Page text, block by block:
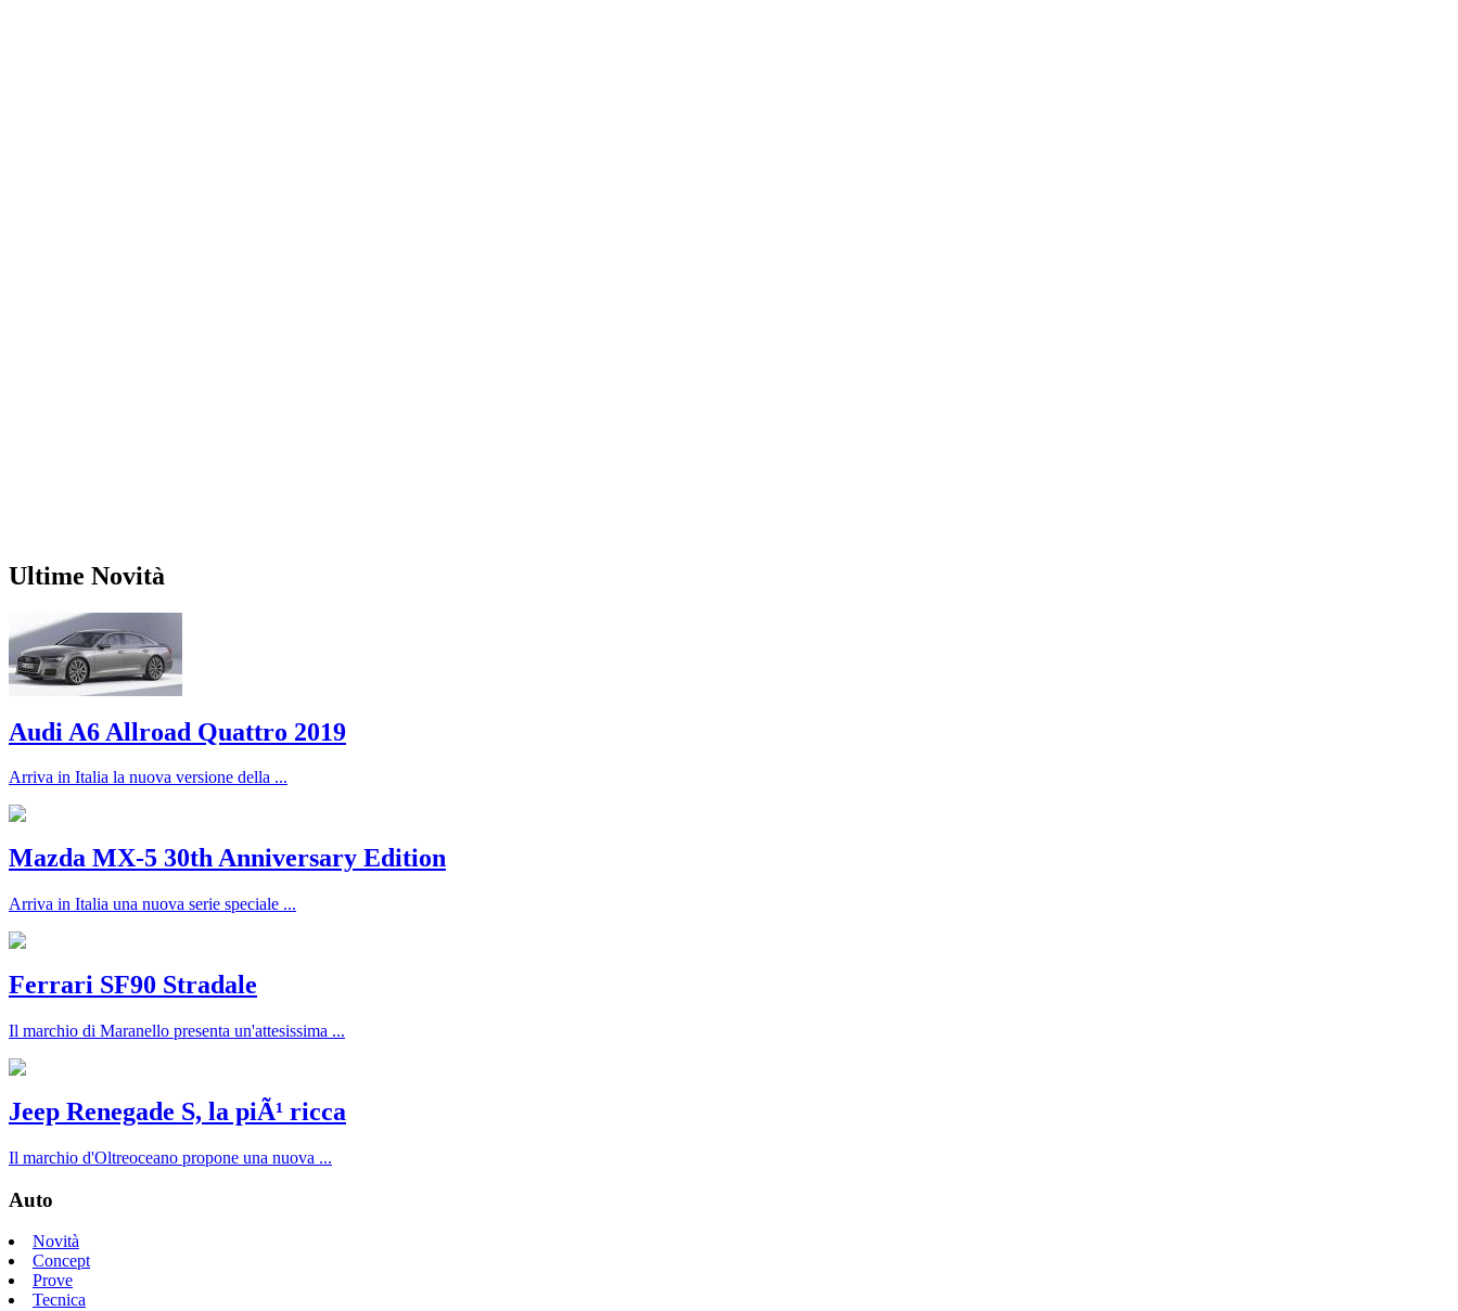
Ultime Novità
Audi A6 Allroad Quattro 2019
Arriva in Italia la nuova versione della ...
Mazda MX-5 30th Anniversary Edition
Arriva in Italia una nuova serie speciale ...
Ferrari SF90 Stradale
Il marchio di Maranello presenta un'attesissima ...
Jeep Renegade S, la piÃ¹ ricca
Il marchio d'Oltreoceano propone una nuova ...
Auto
Novità
Concept
Prove
Tecnica